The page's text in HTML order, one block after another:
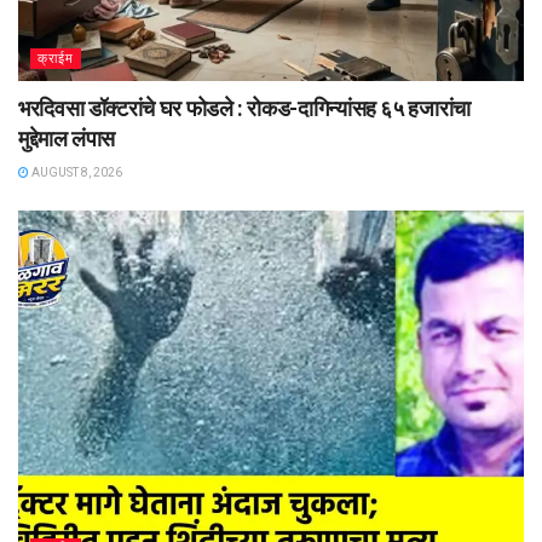
क्राईम
भरदिवसा डॉक्टरांचे घर फोडले : रोकड-दागिन्यांसह ६५ हजारांचा
मुद्देमाल लंपास
AUGUST 8, 2026